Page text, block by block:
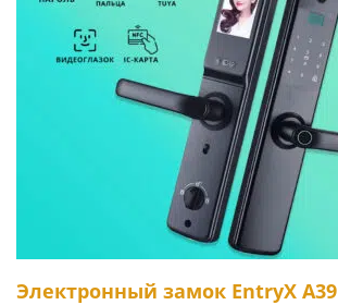
Электронный замок EntryX A39